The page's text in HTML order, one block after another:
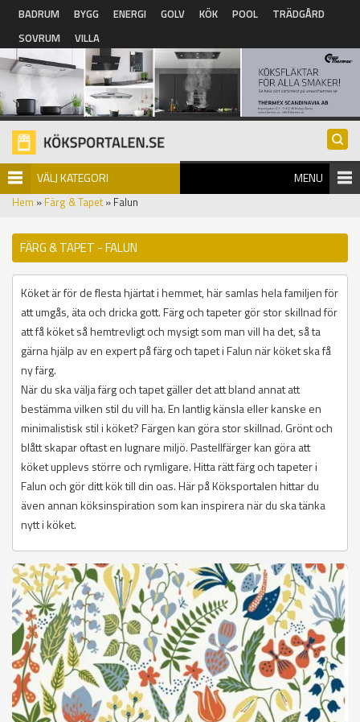
Hoppa till huvudinnehåll
BADRUM BYGG ENERGI GOLV KÖK POOL
TRÄDGÅRD
SOVRUM
VILLA
VÄLJ KATEGORI MENU
Hem » Färg & Tapet» Falun
FÄRG & TAPET - FALUN
Köket är för de flesta hjärtat i hemmet, här samlas hela familjen för
att umgås, äta och dricka gott. Färg och tapeter gör stor skillnad för
att få köket så hemtrevligt och mysigt som man vill ha det, så ta
gärna hjälp av en expert på färg och tapet i Falun när köket ska få
ny färg.
När du ska välja färg och tapet gäller det att bland annat att
bestämma vilken stil du vill ha. En lantlig känsla eller kanske en
minimalistisk stil i köket? Färgen kan göra stor skillnad. Grönt och
blått skapar oftast en lugnare miljö. Pastellfärger kan göra att
köket upplevs större och rymligare. Hitta rätt färg och tapeter i
Falun och gör ditt kök till din oas. Här på Köksportalen hittar du
även annan köksinspiration som kan inspirera när du ska tänka
nytt i köket.